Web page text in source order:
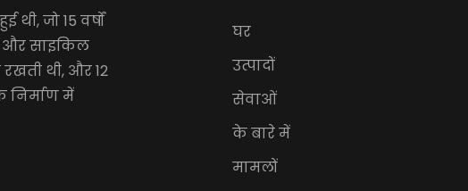
थी, जो 15 वर्षों
और साइकिल
थी, और 12
निर्माण में
घर
उत्पादों
सेवाओं
के बारे में
मामलों